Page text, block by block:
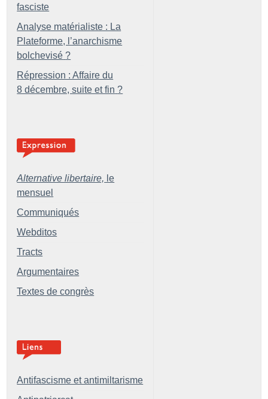
fasciste
Analyse matérialiste : La
Plateforme, l’anarchisme
bolchevisé ?
Répression : Affaire du
8 décembre, suite et fin ?
Alternative libertaire, le
mensuel
Communiqués
Webditos
Tracts
Argumentaires
Textes de congrès
Antifascisme et antimiltarisme